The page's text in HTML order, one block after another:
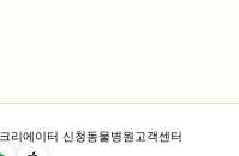
크리에이터 신청동물병원고객센터